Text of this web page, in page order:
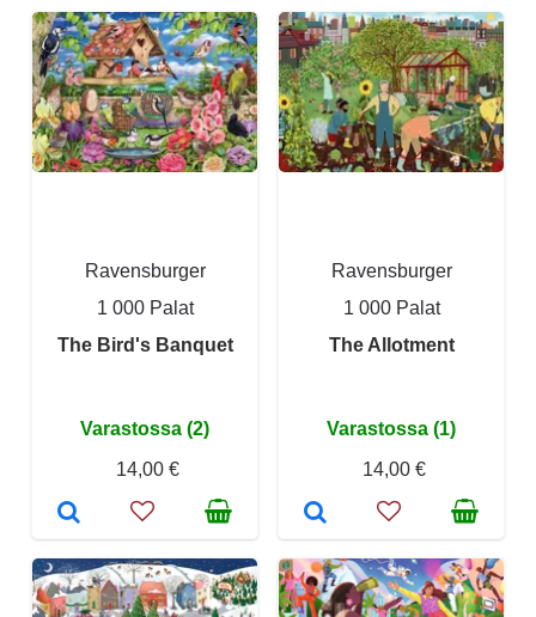
Ravensburger
1 000 Palat
The Bird's Banquet
Varastossa (2)
14,00 €
Ravensburger
1 000 Palat
The Allotment
Varastossa (1)
14,00 €